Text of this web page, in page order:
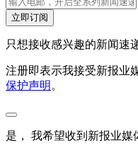
立即订阅
只想接收感兴趣的新闻速
注册即表示我接受新报业
保护声明 。
是， 我希望收到新报业媒